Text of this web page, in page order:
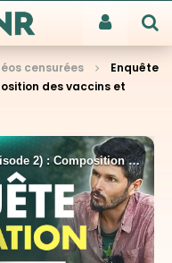
censurées
Enquête
des vaccins et